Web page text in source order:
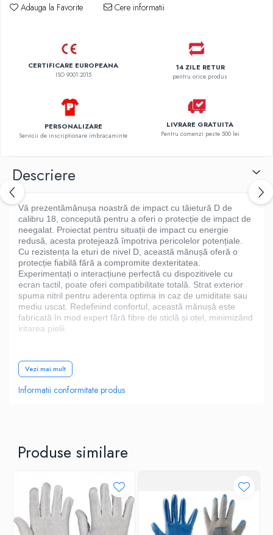
Adauga la Favorite Cere informatii
CERTIFICARE EUROPEANA
ISO 9001:2015
14 ZILE RETUR
pentru orice produs
PERSONALIZARE
Servicii de inscriptionare imbracaminte
LIVRARE GRATUITA
Pentru comenzi peste 500 lei
Descriere
Vă prezentămănușa noastră de impact cu tăietură D de
calibru 18, concepută pentru a oferi o protecție de impact de
neegalat. Proiectat pentru situații de impact cu energie
redusă, acesta protejează împotriva pericolelor potențiale.
Cu rezistența la eturi de nivel D, această mănușă oferă o
protecție fiabilă fără a compromite dexteritatea.
Experimentați o interacțiune perfectă cu dispozitivele cu
ecran tactil, poate oferi compatibilitate totală. Strat exterior
spuma nitril pentru aderenta optima in caz de umiditate sau
mediu uscat. Redefinind confortul, această mănușă este
fabricată în mod expert fără fibre de sticlă și oțel, minimizând
iritarea pielii.
Caracteristici
Rezistență la tăiere de nivel D
Fără fibre de sticlă și oțel pentru a reduce iritarea
redusă
Păstrează nivelul de performanță antitaiere până la
10 spălări
Căptușeala de calibru 18 oferă confort excelent,
Vezi mai mult
Informatii conformitate produs
Produse similare